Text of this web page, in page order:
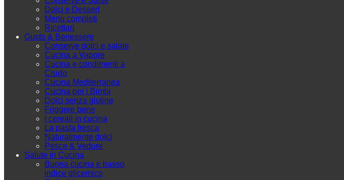
Dolci e Dessert
Menu completi
Ricettari
Gusto & Benessere
Conserve dolci e salate
Cucina a Vapore
Cucina e condimenti a
Crudo
Cucina Mediterranea
Cucina per i Bimbi
Dolci senza glutine
Friggere bene
I cereali in cucina
La pasta fresca
Naturalmente dolci
Pesce & Vedure
Salute in Cucina
Buona cucina e basso
indice glicemico